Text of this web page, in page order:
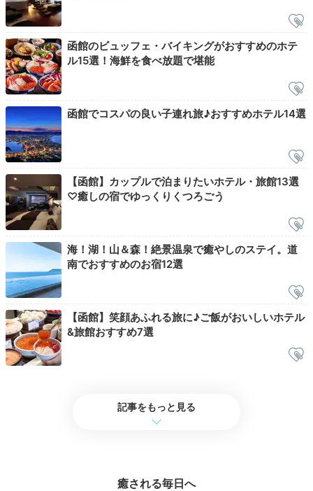
客室露天風呂一例
まるさんの投稿
翌朝はお部屋でゆっくりと、朝風呂を満喫。湯の川温泉
は塩分を多く含んでいるため、体が良く温まるそうです
よ。段々と明るくなっていく海や街の景色に癒されつ
つ、贅沢な朝の時間を楽しみましょう。
早起きをして客室露天風呂を楽しみました。水平線が見渡せる絶景
に感動！目の前の海岸は人が入ってくることがなく、人目を気にせ
ず入浴できました。
デニッシュも海鮮丼も
函館のビュッフェ・バイキングがおすすめのホテ
ル15選！海鮮を食べ放題で堪能
函館でコスパの良い子連れ旅♪おすすめホテル14選
【函館】カップルで泊まりたいホテル・旅館13選
♡癒しの宿でゆっくりくつろごう
海！湖！山＆森！絶景温泉で癒やしのステイ。道
南でおすすめのお宿12選
【函館】笑顔あふれる旅に♪ご飯がおいしいホテル
&旅館おすすめ7選
記事をもっと見る
癒される毎日へ